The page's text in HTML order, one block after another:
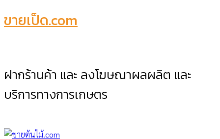
ขายเป็ด.com
ฝากร้านค้า และ ลงโฆษณาผลผลิต และ
บริการทางการเกษตร